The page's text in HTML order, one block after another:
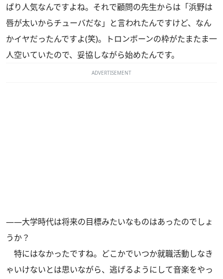
ぱり人気なんですよね。それで顧問の先生からは「浜野は
唇が太いからチューバだな」と言われたんですけど、なん
かイヤだったんですよ(笑)。トロンボーンの枠がたまたま一
人空いていたので、妥協しながら始めたんです。
ADVERTISEMENT
――大学時代は将来の目標みたいなものはあったのでしょ
うか？
特にはなかったですね。どこかでいつか就職活動しなき
ゃいけないとは思いながら、逃げるようにして音楽をやっ